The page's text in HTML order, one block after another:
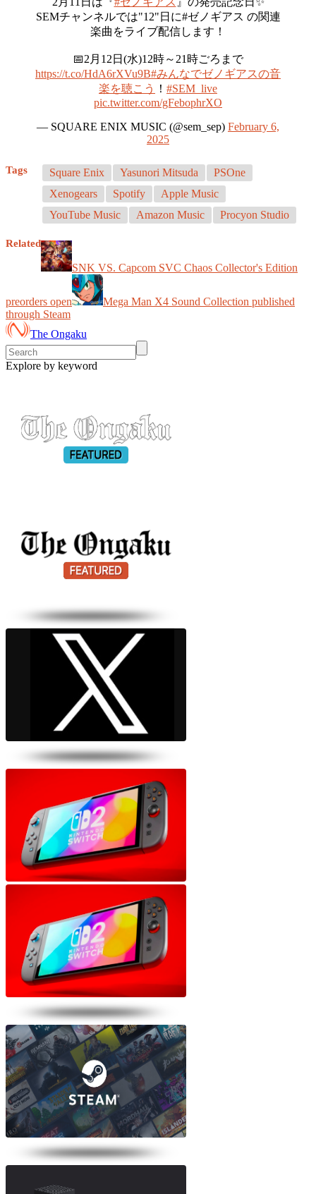
SEMチャンネルでは"12"日に#ゼノギアス の関連
楽曲をライブ配信します！
📅2月12日(水)12時～21時ごろまで
https://t.co/HdA6rXVu9B#みんなでゼノギアスの音
楽を聴こう
！ #SEM_live
pic.twitter.com/gFebophrXO
— SQUARE ENIX MUSIC (@sem_sep) February 6,
2025
Tags Square Enix Yasunori Mitsuda
PSOne
Xenogears
Spotify
Apple Music
YouTube Music
Amazon Music Procyon Studio
Related
SNK VS. Capcom SVC Chaos Collector's Edition
preorders open
Mega Man X4 Sound Collection published
through Steam
The Ongaku
Explore by keyword